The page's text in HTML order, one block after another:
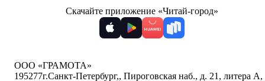
Скачайте приложение «Читай-город»
ООО «ГРАМОТА»
195277г.Санкт-Петербург,, Пироговская наб., д. 21, литера А,